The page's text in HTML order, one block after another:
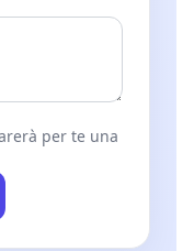
per te una